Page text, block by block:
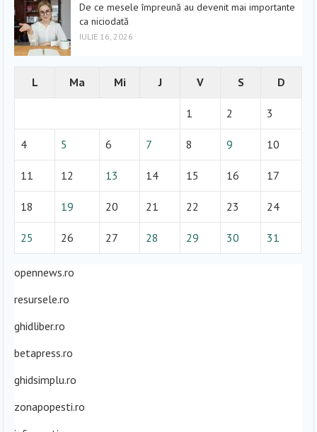
De ce mesele împreună au devenit mai importante
ca niciodată
IULIE 16, 2026
L Ma Mi J V S D
1 2 3
4 5 6 7 8 9 10
11 12 13 14 15 16 17
18 19 20 21 22 23 24
25 26 27 28 29 30 31
opennews.ro
resursele.ro
ghidliber.ro
betapress.ro
ghidsimplu.ro
zonapopesti.ro